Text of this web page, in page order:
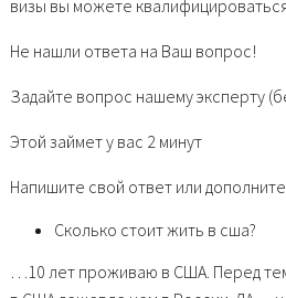
визы вы можете
Не нашли ответа на Ваш вопрос!
Задайте вопрос нашему эксперту
Этой займет у вас 2 минут
Напишите свой ответ или
Сколько стоит жить в сша?
…10 лет проживаю в США. Перед